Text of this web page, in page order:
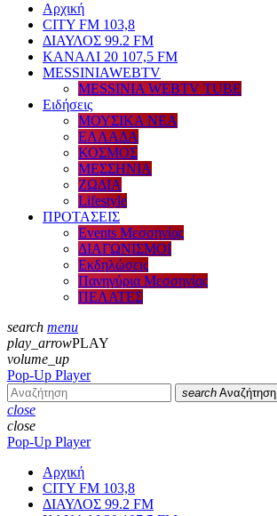
Αρχική
CITY FM 103,8
ΔΙΑΥΛΟΣ 99.2 FM
ΚΑΝΑΛΙ 20 107,5 FM
MESSINIAWEBTV
MESSINIA WEBTV TUBE
Eιδήσεις
ΜΟΥΣΙΚΑ ΝΕΑ
ΕΛΛΑΔΑ
ΚΟΣΜΟΣ
ΜΕΣΣΗΝΙΑ
ΖΩΔΙΑ
Lifestyle
ΠΡΟΤΑΣΕΙΣ
Events Μεσσηνίας
ΔΙΑΓΩΝΙΣΜΟΙ
Εκδηλώσεις
Πανηγύρια Μεσσηνίας
ΠΕΛΑΤΕΣ
search menu
play_arrowPLAY
volume_up
Pop-Up Player
search Αναζήτηση
close
close
Pop-Up Player
Αρχική
CITY FM 103,8
ΔΙΑΥΛΟΣ 99.2 FM